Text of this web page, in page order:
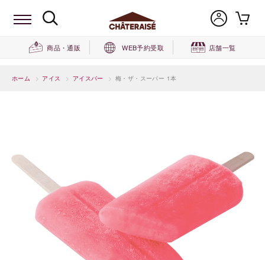
商品・通販 WEB予約受取 店舗一覧
ホーム > アイス > アイスバー > 梅・ザ・スーパー 1本